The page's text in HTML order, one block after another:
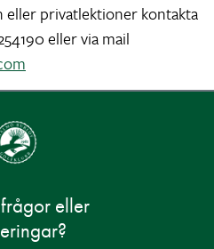
eller privatlektioner kontakta
eller via mail
eller